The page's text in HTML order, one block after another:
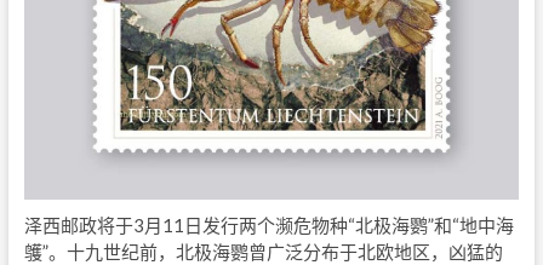
泽西邮政将于3月11日发行两个濒危物种“北极海鹦”和“地中海
鹱”。十九世纪前，北极海鹦曾广泛分布于北欧地区，凶猛的